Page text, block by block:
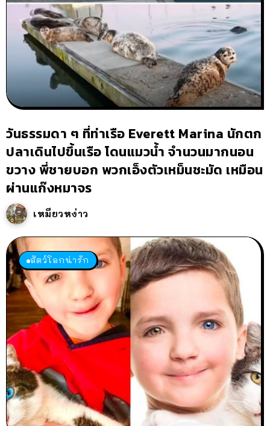
วันธรรมดา ๆ ที่ท่าเรือ Everett Marina นักตก
ปลาเดินไปขึ้นเรือ โดนแมวน้ำ จำนวนมากนอน
ขวาง พี่ชายบอก พวกเอ็งตัวเหม็นชะมัด เหมือน
ผ่านแก๊งหมาจร
เหมียวหง่าว
สัตว์โลกน่ารัก